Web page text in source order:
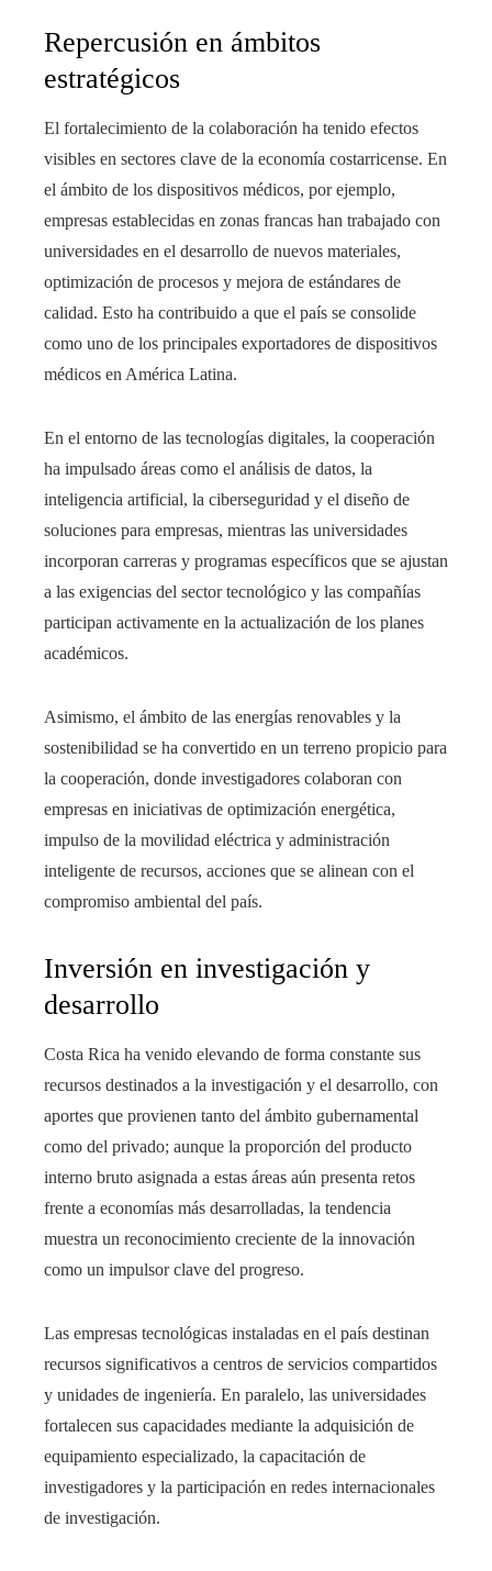
Repercusión en ámbitos
estratégicos
El fortalecimiento de la colaboración ha tenido efectos
visibles en sectores clave de la economía costarricense. En
el ámbito de los dispositivos médicos, por ejemplo,
empresas establecidas en zonas francas han trabajado con
universidades en el desarrollo de nuevos materiales,
optimización de procesos y mejora de estándares de
calidad. Esto ha contribuido a que el país se consolide
como uno de los principales exportadores de dispositivos
médicos en América Latina.
En el entorno de las tecnologías digitales, la cooperación
ha impulsado áreas como el análisis de datos, la
inteligencia artificial, la ciberseguridad y el diseño de
soluciones para empresas, mientras las universidades
incorporan carreras y programas específicos que se ajustan
a las exigencias del sector tecnológico y las compañías
participan activamente en la actualización de los planes
académicos.
Asimismo, el ámbito de las energías renovables y la
sostenibilidad se ha convertido en un terreno propicio para
la cooperación, donde investigadores colaboran con
empresas en iniciativas de optimización energética,
impulso de la movilidad eléctrica y administración
inteligente de recursos, acciones que se alinean con el
compromiso ambiental del país.
Inversión en investigación y
desarrollo
Costa Rica ha venido elevando de forma constante sus
recursos destinados a la investigación y el desarrollo, con
aportes que provienen tanto del ámbito gubernamental
como del privado; aunque la proporción del producto
interno bruto asignada a estas áreas aún presenta retos
frente a economías más desarrolladas, la tendencia
muestra un reconocimiento creciente de la innovación
como un impulsor clave del progreso.
Las empresas tecnológicas instaladas en el país destinan
recursos significativos a centros de servicios compartidos
y unidades de ingeniería. En paralelo, las universidades
fortalecen sus capacidades mediante la adquisición de
equipamiento especializado, la capacitación de
investigadores y la participación en redes internacionales
de investigación.